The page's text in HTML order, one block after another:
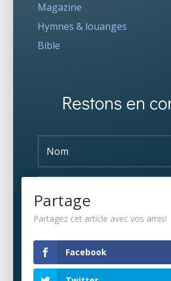
Magazine
Hymnes & louanges
Bible
Restons en
Partage
Partagez cet article avec vos amis!
Facebook